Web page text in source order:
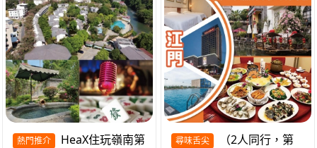
熱門推介 尋味舌尖